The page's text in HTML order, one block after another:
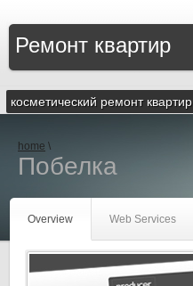
Ремонт квартир
косметический ремонт квартир
home \
Побелка
Overview Web Services